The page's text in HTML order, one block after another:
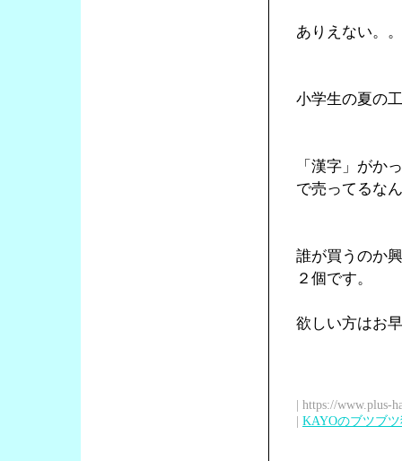
ありえない。
小学生の夏の
「漢字」がか
で売ってるな
誰が買うのか
２個です。
欲しい方はお
| https://www.plus-
| KAYOのブツブ